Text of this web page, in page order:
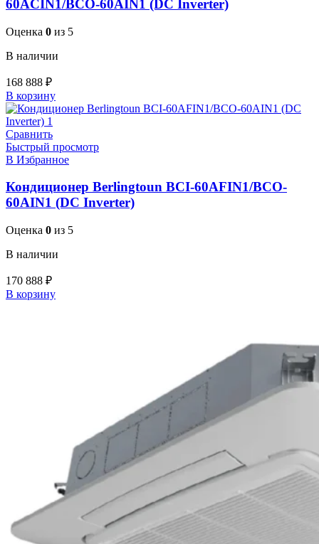
60ACIN1/BCO-60AIN1 (DC Inverter)
Оценка 0 из 5
В наличии
168 888 ₽
В корзину
Сравнить
Быстрый просмотр
В Избранное
Кондиционер Berlingtoun BCI-60AFIN1/BCO-
60AIN1 (DC Inverter)
Оценка 0 из 5
В наличии
170 888 ₽
В корзину